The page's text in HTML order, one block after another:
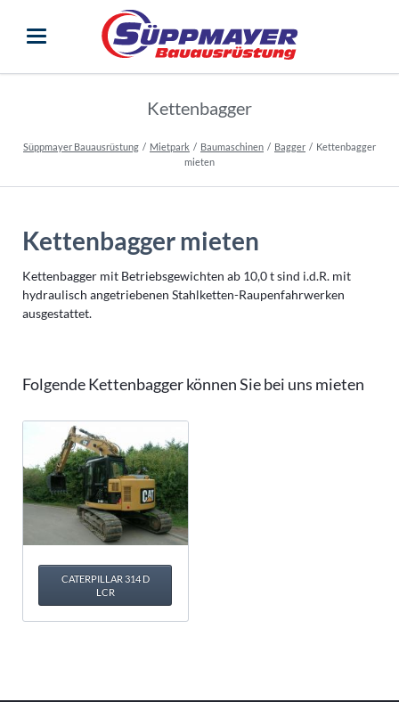
Kettenbagger
Süppmayer Bauausrüstung Mietpark Baumaschinen Bagger
Kettenbagger
mieten
Kettenbagger mieten
Kettenbagger mit Betriebsgewichten ab 10,0 t sind i.d.R. mit
hydraulisch angetriebenen Stahlketten-Raupenfahrwerken
ausgestattet.
Folgende Kettenbagger können Sie bei uns mieten
CATERPILLAR 314 D
LCR